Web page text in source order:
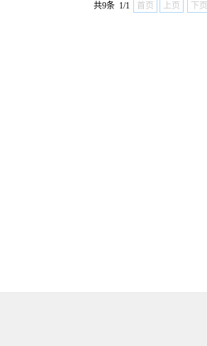
共9条 1/1 首页 上页 下页